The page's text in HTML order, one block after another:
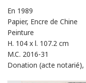
En 1989
Papier, Encre de Chine
Peinture
H. 104 x l. 107.2 cm
M.C. 2016-31
Donation (acte